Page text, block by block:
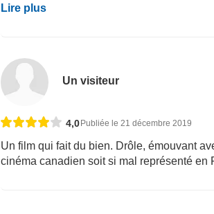
Lire plus
Un visiteur
4,0 Publiée le 21 décembre 2019
Un film qui fait du bien. Drôle, émouvant
cinéma canadien soit si mal représenté en